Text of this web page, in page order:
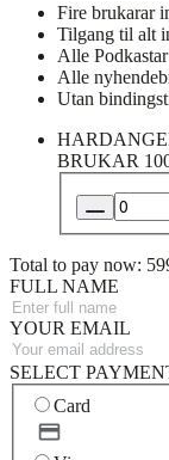
Fire brukarar
Tilgang til alt
Alle Podkastar
Alle
Utan
BRUKAR
Total to pay now:
FULL NAME
YOUR EMAIL
SELECT
Card